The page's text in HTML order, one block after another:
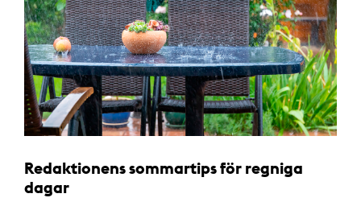
Redaktionens sommartips för regniga
dagar